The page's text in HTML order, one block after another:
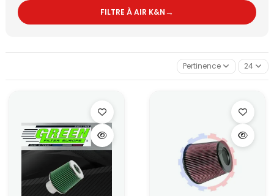
les écarts de richesse liés à l’aspiration s’atténuent.
Cette évolution suffit souvent pour transformer un stage 1 ou une
Pourquoi il remplace bien un filtre d’origine ?
Le filtre d’origine est conçu pour limiter le bruit d’aspiration et
privilégier le confort d’utilisation. En contrepartie, il oppose plus
matériaux à haut débit,
filtration stable même en charge,
lavage et réutilisation,
meilleure tenue en température.
C’est un changement simple, efficace et immédiatement
perceptible.
FILTRE À AIR K&N→
Pertinence 24